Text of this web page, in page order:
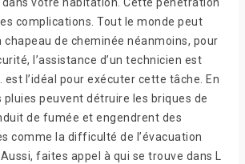
votre habitation. Cette pénétration
complications. Tout le monde peut
chapeau de cheminée néanmoins, pour
l’assistance d’un technicien est
est l’idéal pour exécuter cette tâche. En
peuvent détruire les briques de
de fumée et engendrent des
comme la difficulté de l’évacuation
faites appel à qui se trouve dans L